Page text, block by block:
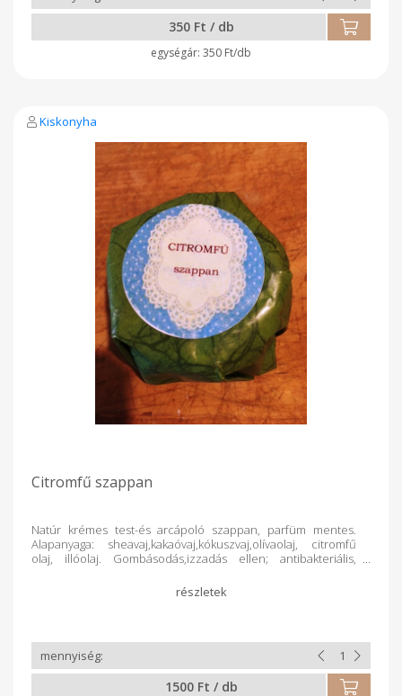
350 Ft / db
350 Ft/db
Kiskonyha
Citromfű szappan
Natúr krémes test-és arcápoló szappan, parfüm mentes.
Alapanyaga: sheavaj,kakaóvaj,kókuszvaj,olívaolaj, citromfű
olaj, illóolaj. Gombásodás,izzadás ellen; antibakteriális,
1500 Ft / db